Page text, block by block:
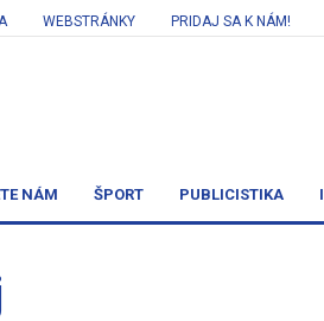
WEBSTRÁNKY PRIDAJ SA K NÁM!
NÁM ŠPORT PUBLICISTIKA